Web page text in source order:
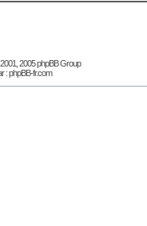
2005 phpBB Group
:phpBB-fr.com